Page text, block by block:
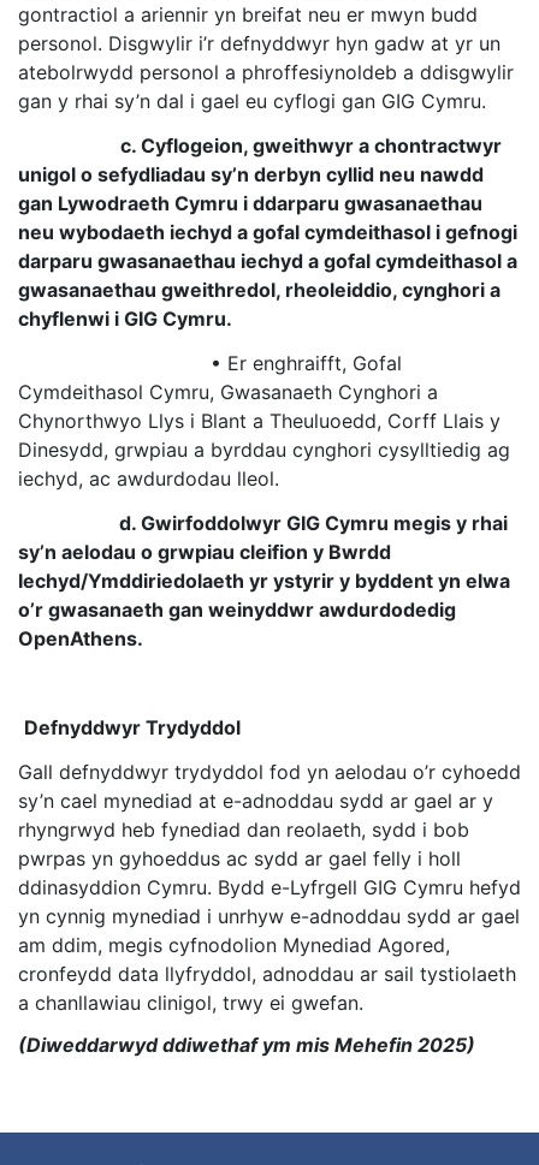
gontractiol a ariennir yn breifat neu er mwyn budd
personol. Disgwylir i’r defnyddwyr hyn gadw at yr un
atebolrwydd personol a phroffesiynoldeb a ddisgwylir
gan y rhai sy’n dal i gael eu cyflogi gan GIG Cymru.
c. Cyflogeion, gweithwyr a chontractwyr
unigol o sefydliadau sy’n derbyn cyllid neu nawdd
gan Lywodraeth Cymru i ddarparu gwasanaethau
neu wybodaeth iechyd a gofal cymdeithasol i gefnogi
darparu gwasanaethau iechyd a gofal cymdeithasol a
gwasanaethau gweithredol, rheoleiddio, cynghori a
chyflenwi i GIG Cymru.
• Er enghraifft, Gofal
Cymdeithasol Cymru, Gwasanaeth Cynghori a
Chynorthwyo Llys i Blant a Theuluoedd, Corff Llais y
Dinesydd, grwpiau a byrddau cynghori cysylltiedig ag
iechyd, ac awdurdodau lleol.
d. Gwirfoddolwyr GIG Cymru megis y rhai
sy’n aelodau o grwpiau cleifion y Bwrdd
Iechyd/Ymddiriedolaeth yr ystyrir y byddent yn elwa
o’r gwasanaeth gan weinyddwr awdurdodedig
OpenAthens.
Defnyddwyr Trydyddol
Gall defnyddwyr trydyddol fod yn aelodau o’r cyhoedd
sy’n cael mynediad at e-adnoddau sydd ar gael ar y
rhyngrwyd heb fynediad dan reolaeth, sydd i bob
pwrpas yn gyhoeddus ac sydd ar gael felly i holl
ddinasyddion Cymru. Bydd e-Lyfrgell GIG Cymru hefyd
yn cynnig mynediad i unrhyw e-adnoddau sydd ar gael
am ddim, megis cyfnodolion Mynediad Agored,
cronfeydd data llyfryddol, adnoddau ar sail tystiolaeth
a chanllawiau clinigol, trwy ei gwefan.
(Diweddarwyd ddiwethaf ym mis Mehefin 2025)